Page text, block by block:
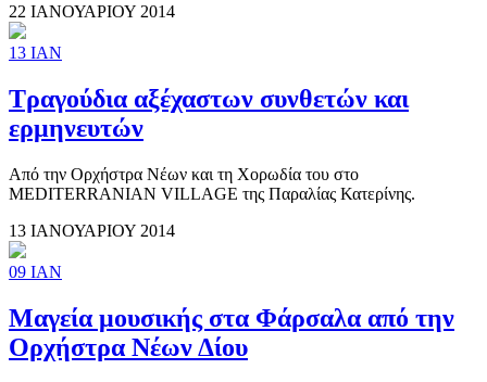
22 ΙΑΝΟΥΑΡΙΟΥ 2014
13 ΙΑΝ
Τραγούδια αξέχαστων συνθετών και
ερμηνευτών
Από την Ορχήστρα Νέων και τη Χορωδία του στο
MEDITERRANIAN VILLAGE της Παραλίας Κατερίνης.
13 ΙΑΝΟΥΑΡΙΟΥ 2014
09 ΙΑΝ
Μαγεία μουσικής στα Φάρσαλα από την
Ορχήστρα Νέων Δίου